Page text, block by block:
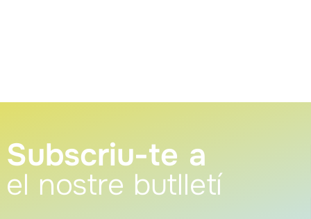
Subscriu-te a
el nostre butlletí